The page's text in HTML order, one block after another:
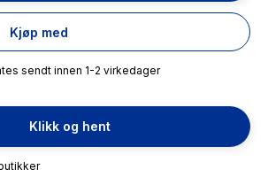
Kjøp med
sendt innen 1-2 virkedager
Klikk og hent